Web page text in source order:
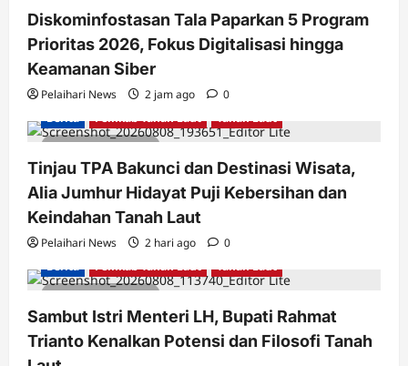
Diskominfostasan Tala Paparkan 5 Program
Prioritas 2026, Fokus Digitalisasi hingga
Keamanan Siber
Pelaihari News 2 jam ago 0
2 minutes read
Berita Pemkab Tanah Laut Tanah Laut
Tinjau TPA Bakunci dan Destinasi Wisata,
Alia Jumhur Hidayat Puji Kebersihan dan
Keindahan Tanah Laut
Pelaihari News 2 hari ago 0
2 minutes read
Berita Pemkab Tanah Laut Tanah Laut
Sambut Istri Menteri LH, Bupati Rahmat
Trianto Kenalkan Potensi dan Filosofi Tanah